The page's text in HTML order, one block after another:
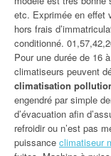
etc. Exprimée en effet
hors frais
conditionné.
Pour une durée de 16
climatiseurs peuvent
climatisation
engendré par simple
d’évacuation afin
refroidir ou n’est pas
puissance climatiseur